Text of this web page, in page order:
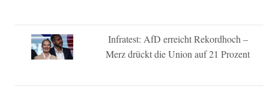
Infratest: AfD erreicht Rekordhoch –
Merz drückt die Union auf 21 Prozent